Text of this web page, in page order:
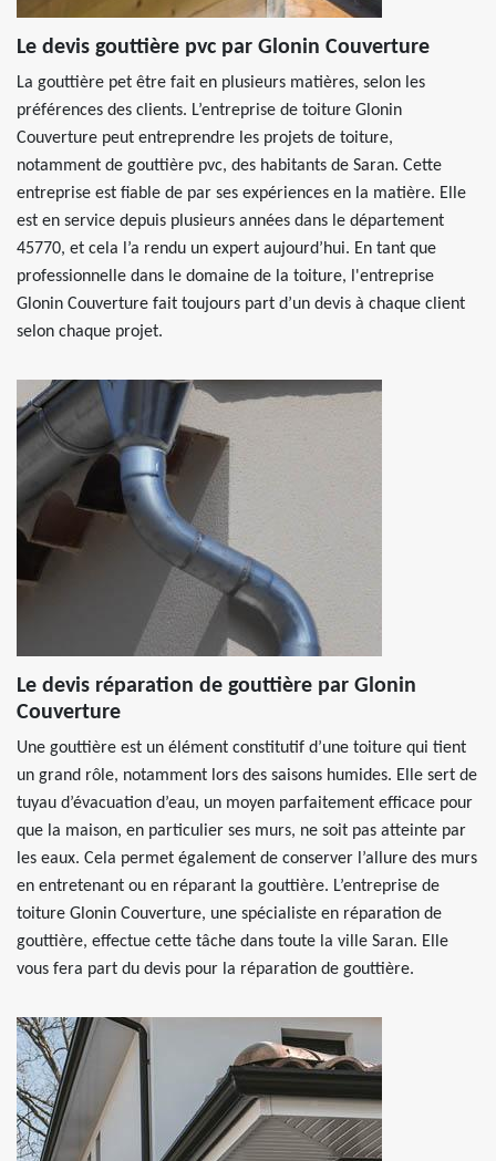
Le devis gouttière pvc par Glonin Couverture
La gouttière pet être fait en plusieurs matières, selon les
préférences des clients. L’entreprise de toiture Glonin
Couverture peut entreprendre les projets de toiture,
notamment de gouttière pvc, des habitants de Saran. Cette
entreprise est fiable de par ses expériences en la matière. Elle
est en service depuis plusieurs années dans le département
45770, et cela l’a rendu un expert aujourd’hui. En tant que
professionnelle dans le domaine de la toiture, l'entreprise
Glonin Couverture fait toujours part d’un devis à chaque client
selon chaque projet.
Le devis réparation de gouttière par Glonin
Couverture
Une gouttière est un élément constitutif d’une toiture qui tient
un grand rôle, notamment lors des saisons humides. Elle sert de
tuyau d’évacuation d’eau, un moyen parfaitement efficace pour
que la maison, en particulier ses murs, ne soit pas atteinte par
les eaux. Cela permet également de conserver l’allure des murs
en entretenant ou en réparant la gouttière. L’entreprise de
toiture Glonin Couverture, une spécialiste en réparation de
gouttière, effectue cette tâche dans toute la ville Saran. Elle
vous fera part du devis pour la réparation de gouttière.